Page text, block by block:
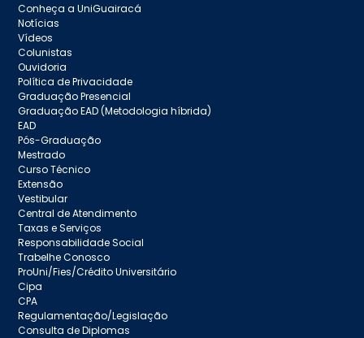
Conheça a UniGuairacá
Notícias
Vídeos
Colunistas
Ouvidoria
Política de Privacidade
Graduação Presencial
Graduação EAD (Metodologia híbrida)
EAD
Pós-Graduação
Mestrado
Curso Técnico
Extensão
Vestibular
Central de Atendimento
Taxas e Serviços
Responsabilidade Social
Trabelhe Conosco
ProUni/Fies/Crédito Universitário
Cipa
CPA
Regulamentação/Legislação
Consulta de Diplomas